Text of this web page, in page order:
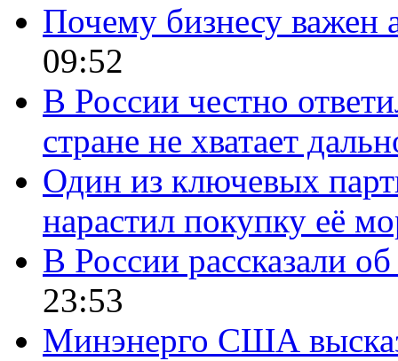
Почему бизнесу важен
09:52
В России честно
стране не хватает
Один из ключевых
нарастил покупку её
В России рассказали
23:53
Минэнерго США